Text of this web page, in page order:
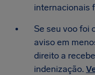
internacionais
Se seu voo foi
aviso em
direito a
indenização.